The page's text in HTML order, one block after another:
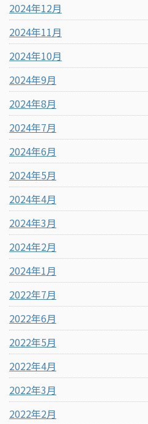
2024年12月
2024年11月
2024年10月
2024年9月
2024年8月
2024年7月
2024年6月
2024年5月
2024年4月
2024年3月
2024年2月
2024年1月
2022年7月
2022年6月
2022年5月
2022年4月
2022年3月
2022年2月